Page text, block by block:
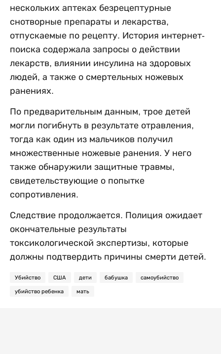
нескольких аптеках безрецептурные
снотворные препараты и лекарства,
отпускаемые по рецепту. История интернет-
поиска содержала запросы о действии
лекарств, влиянии инсулина на здоровых
людей, а также о смертельных ножевых
ранениях.
По предварительным данным, трое детей
могли погибнуть в результате отравления,
тогда как один из мальчиков получил
множественные ножевые ранения. У него
также обнаружили защитные травмы,
свидетельствующие о попытке
сопротивления.
Следствие продолжается. Полиция ожидает
окончательные результаты
токсикологической экспертизы, которые
должны подтвердить причины смерти детей.
Убийство США дети бабушка самоубийство
убийство ребенка мать